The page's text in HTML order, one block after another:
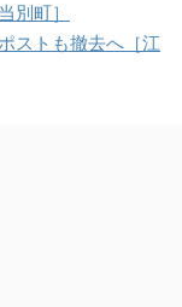
別町］
ストも撤去へ［江